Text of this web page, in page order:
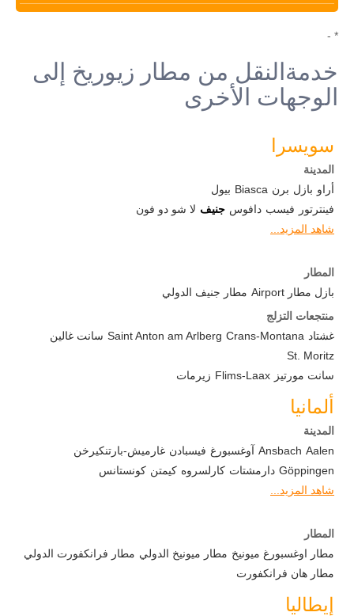
* -
خدمةالنقل من مطار زيوريخ إلى
الوجهات الأخرى
سويسرا
المدينة
أراو بازل برن Biasca بيول
فينترتور
فيسب دافوس جنيف لا شو دو فون
شاهد المزيد...
المطار
بازل مطار Airport
مطار جنيف الدولي
منتجعات التزلج
غشتاد Crans-Montana
Saint Anton am Arlberg سانت غالين
St. Moritz
سانت مورتيز Flims-Laax زيرمات
ألمانيا
المدينة
Aalen
Ansbach آوغسبورغ فيسبادن غارميش-بارتنكيرخن
Göppingen دارمشتات كارلسروه كيمتن كونستانس
شاهد المزيد...
المطار
مطار اوغسبورغ ميونيخ مطار ميونيخ الدولي مطار فرانكفورت الدولي
مطار هان فرانكفورت
إيطاليا